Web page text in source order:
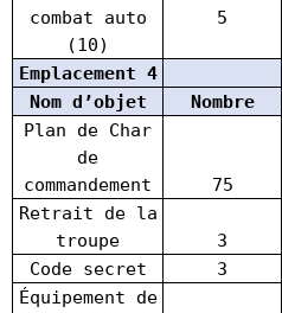
combat auto
(10)
5
Emplacement 4
Nom d’objet
Nombre
Plan de Char
de
commandement
75
Retrait de la
troupe
3
Code secret 3
Équipement de